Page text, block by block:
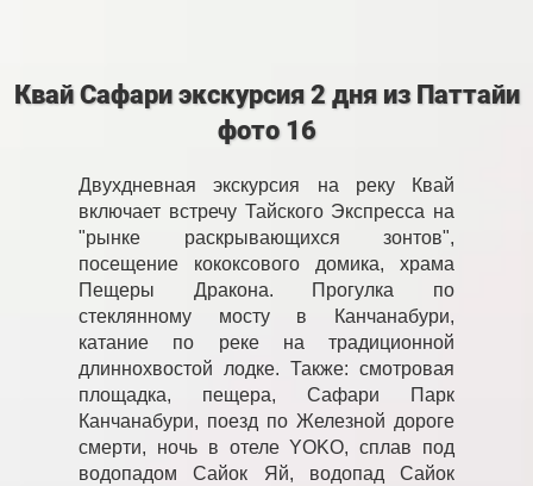
Квай Сафари экскурсия 2 дня из Паттайи
фото 16
Двухдневная экскурсия на реку Квай
включает встречу Тайского Экспресса на
"рынке раскрывающихся зонтов",
посещение кококсового домика, храма
Пещеры Дракона. Прогулка по
стеклянному мосту в Канчанабури,
катание по реке на традиционной
длиннохвостой лодке. Также: смотровая
площадка, пещера, Сафари Парк
Канчанабури, поезд по Железной дороге
смерти, ночь в отеле YOKO, сплав под
водопадом Сайок Яй, водопад Сайок